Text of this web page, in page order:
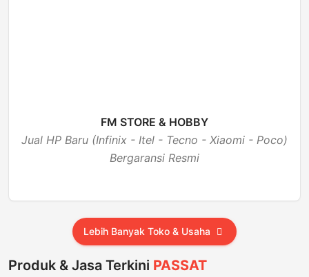
FM STORE & HOBBY
Jual HP Baru (Infinix - Itel - Tecno - Xiaomi - Poco)
Bergaransi Resmi
Lebih Banyak Toko & Usaha
Produk & Jasa Terkini PASSAT